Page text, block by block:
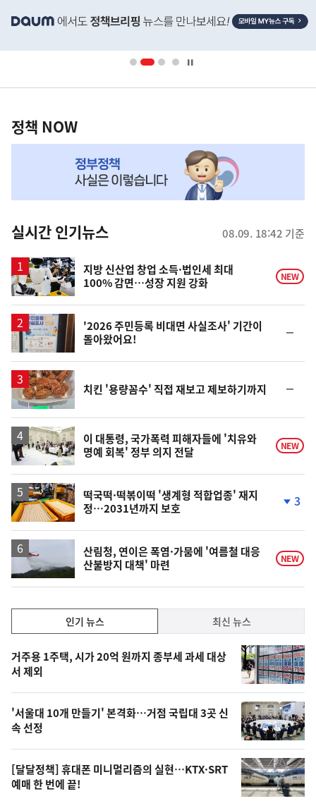
단
영
책
NOW,
뉴
스
정책 NOW
실시간 인기뉴스 08.09. 18:42 기준
지방 신산업 창업 소득·법인세 최대
100% 감면…성장 지원 강화
NEW
'2026 주민등록 비대면 사실조사' 기간이
돌아왔어요!
일
치킨 '용량꼼수' 직접 재보고 제보하기까지
일
이 대통령, 국가폭력 피해자들에 '치유와
명예 회복' 정부 의지 전달
NEW
떡국떡·떡볶이떡 '생계형 적합업종' 재지
정…2031년까지 보호
하
락
3
산림청, 연이은 폭염·가뭄에 '여름철 대응
산불방지 대책' 마련
NEW
인
기,
최
신,
오
늘
의
영
상
인기 뉴스 최신 뉴스
인
기
뉴
스
거주용 1주택, 시가 20억 원까지 종부세 과세 대상
서 제외
'서울대 10개 만들기' 본격화…거점 국립대 3곳 신
속 선정
[달달정책] 휴대폰 미니멀리즘의 실현…KTX·SRT
예매 한 번에 끝!